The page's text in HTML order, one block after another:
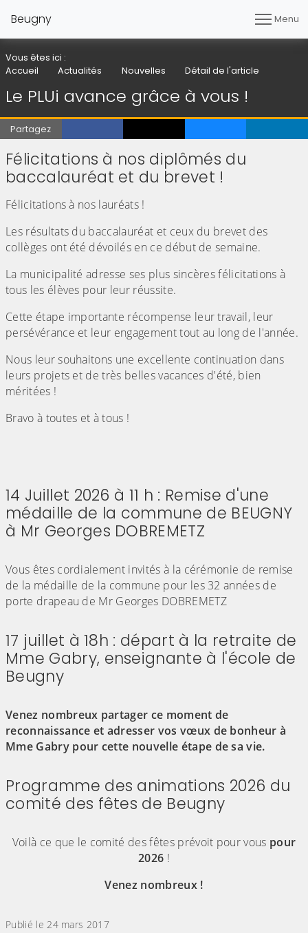
Beugny Menu
Vous êtes ici :
Accueil
Actualités Nouvelles Détail de l'article
Le PLUi avance grâce à vous !
Partagez
Félicitations à nos diplômés du
baccalauréat et du brevet !
Félicitations à nos lauréats !
Les résultats du baccalauréat et ceux du brevet des
collèges ont été dévoilés en ce début de semaine.
La municipalité adresse ses plus sincères félicitations à
tous les élèves pour leur réussite.
Cette étape importante récompense leur travail, leur
persévérance et leur engagement tout au long de l'année.
Nous leur souhaitons une excellente continuation dans
leurs projets et de très belles vacances d'été, bien
méritées !
Bravo à toutes et à tous !
14 Juillet 2026 à 11 h : Remise d'une
médaille de la commune de BEUGNY
à Mr Georges DOBREMETZ
Vous êtes cordialement invités à la cérémonie de remise
de la médaille de la commune pour les 32 années de
porte drapeau de Mr Georges DOBREMETZ
17 juillet à 18h : départ à la retraite de
Mme Gabry, enseignante à l'école de
Beugny
Venez nombreux partager ce moment de
reconnaissance et adresser vos vœux de bonheur à
Mme Gabry pour cette nouvelle étape de sa vie.
Programme des animations 2026 du
comité des fêtes de Beugny
Voilà ce que le comité des fêtes prévoit pour vous pour
2026 !
Venez nombreux !
Publié le 24 mars 2017